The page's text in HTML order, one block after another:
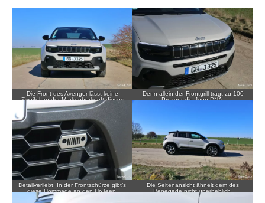
Die Front des Avenger lässt keine
Zweifel an der Markenherkunft dieses
Autos zu.
Denn allein der Frontgrill trägt zu 100
Prozent die Jeep-DNA.
Detailverliebt: In der Frontschürze gibt’s
diese Hommage an den Ur-Jeep,
dessen Front hier stilistisch zu sehen
Die Seitenansicht ähnelt dem des
Renegade nicht unerheblich.